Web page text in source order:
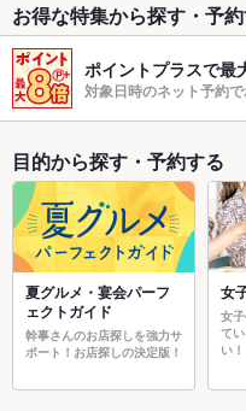
お得な特集から探す・予
ポイントプラスで最
対象日時のネット予約
目的から探す・予約する
夏グルメ・宴会パーフ
ェクトガイド
幹事さんのお店探しを強力サ
ポート！お店探しの決定版！
女
女
て
い！